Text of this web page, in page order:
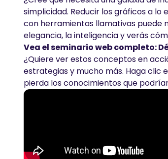
simplicidad. Reducir los gráficos a
con herramientas llamativas puede
elegancia, la inteligencia y verás
Vea el seminario web completo:
¿Quiere ver estos conceptos en
estrategias y mucho más. Haga clic
pierda los conocimientos que